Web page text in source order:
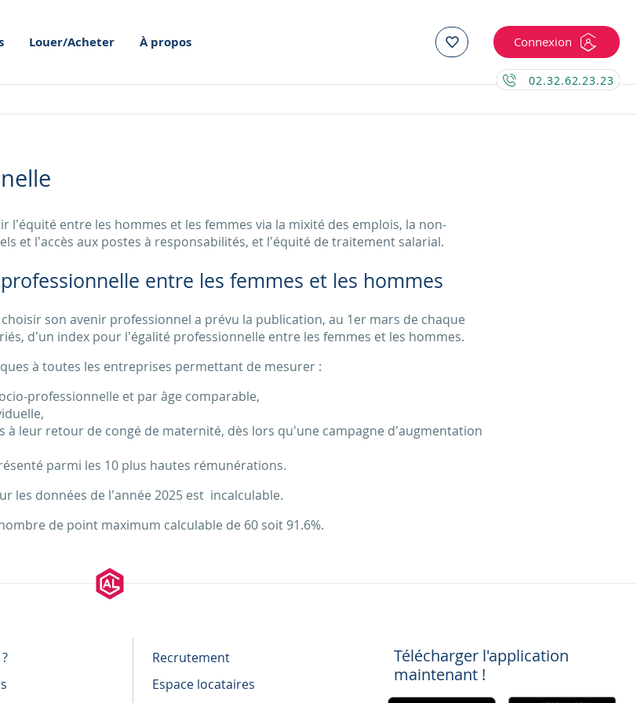
Louer/Acheter À propos Connexion
02.32.62.23.23
l’équité entre les hommes et les femmes via la mixité des emplois, la non-
et l’accès aux postes à responsabilités, et l’équité de traitement salarial.
professionnelle entre les femmes et les hommes
son avenir professionnel a prévu la publication, au 1er mars de chaque
d’un index pour l’égalité professionnelle entre les femmes et les hommes.
à toutes les entreprises permettant de mesurer :
professionnelle et par âge comparable,
à leur retour de congé de maternité, dès lors qu’une campagne d’augmentation
parmi les 10 plus hautes rémunérations.
les données de l’année 2025 est incalculable.
de point maximum calculable de 60 soit 91.6%.
Recrutement
Espace locataires
Télécharger l'application
maintenant !